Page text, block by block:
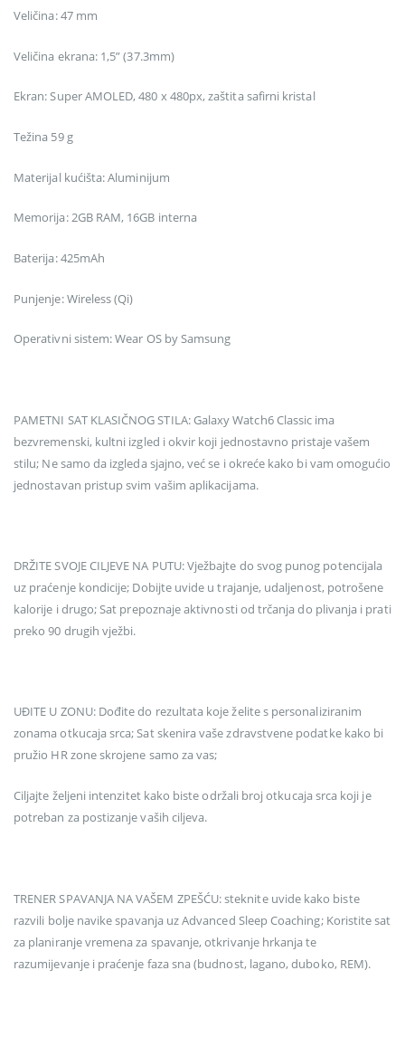
Veličina: 47 mm
Veličina ekrana: 1,5” (37.3mm)
Ekran: Super AMOLED, 480 x 480px, zaštita safirni kristal
Težina 59 g
Materijal kućišta: Aluminijum
Memorija: 2GB RAM, 16GB interna
Baterija: 425mAh
Punjenje: Wireless (Qi)
Operativni sistem: Wear OS by Samsung
PAMETNI SAT KLASIČNOG STILA: Galaxy Watch6 Classic ima
bezvremenski, kultni izgled i okvir koji jednostavno pristaje vašem
stilu; Ne samo da izgleda sjajno, već se i okreće kako bi vam omogućio
jednostavan pristup svim vašim aplikacijama.
DRŽITE SVOJE CILJEVE NA PUTU: Vježbajte do svog punog potencijala
uz praćenje kondicije; Dobijte uvide u trajanje, udaljenost, potrošene
kalorije i drugo; Sat prepoznaje aktivnosti od trčanja do plivanja i prati
preko 90 drugih vježbi.
UĐITE U ZONU: Dođite do rezultata koje želite s personaliziranim
zonama otkucaja srca; Sat skenira vaše zdravstvene podatke kako bi
pružio HR zone skrojene samo za vas;
Ciljajte željeni intenzitet kako biste održali broj otkucaja srca koji je
potreban za postizanje vaših ciljeva.
TRENER SPAVANJA NA VAŠEM ZPEŠĆU: steknite uvide kako biste
razvili bolje navike spavanja uz Advanced Sleep Coaching; Koristite sat
za planiranje vremena za spavanje, otkrivanje hrkanja te
razumijevanje i praćenje faza sna (budnost, lagano, duboko, REM).